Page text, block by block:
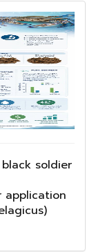
soldier
application